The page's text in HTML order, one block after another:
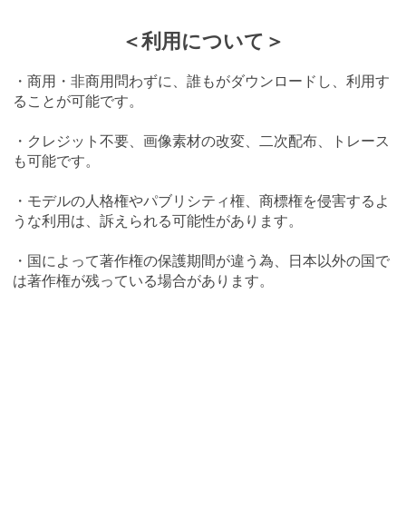
＜利用について＞
・商用・非商用問わずに、誰もがダウンロードし、利用す
ることが可能です。
・クレジット不要、画像素材の改変、二次配布、トレース
も可能です。
・モデルの人格権やパブリシティ権、商標権を侵害するよ
うな利用は、訴えられる可能性があります。
・国によって著作権の保護期間が違う為、日本以外の国で
は著作権が残っている場合があります。